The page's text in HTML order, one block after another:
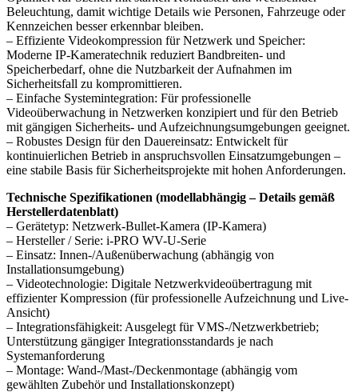
Beleuchtung, damit wichtige Details wie Personen, Fahrzeuge oder
Kennzeichen besser erkennbar bleiben.
– Effiziente Videokompression für Netzwerk und Speicher:
Moderne IP-Kameratechnik reduziert Bandbreiten- und
Speicherbedarf, ohne die Nutzbarkeit der Aufnahmen im
Sicherheitsfall zu kompromittieren.
– Einfache Systemintegration: Für professionelle
Videoüberwachung in Netzwerken konzipiert und für den Betrieb
mit gängigen Sicherheits- und Aufzeichnungsumgebungen geeignet.
– Robustes Design für den Dauereinsatz: Entwickelt für
kontinuierlichen Betrieb in anspruchsvollen Einsatzumgebungen –
eine stabile Basis für Sicherheitsprojekte mit hohen Anforderungen.
Technische Spezifikationen (modellabhängig – Details gemäß
Herstellerdatenblatt)
– Gerätetyp: Netzwerk-Bullet-Kamera (IP-Kamera)
– Hersteller / Serie: i-PRO WV-U-Serie
– Einsatz: Innen-/Außenüberwachung (abhängig von
Installationsumgebung)
– Videotechnologie: Digitale Netzwerkvideoübertragung mit
effizienter Kompression (für professionelle Aufzeichnung und Live-
Ansicht)
– Integrationsfähigkeit: Ausgelegt für VMS-/Netzwerkbetrieb;
Unterstützung gängiger Integrationsstandards je nach
Systemanforderung
– Montage: Wand-/Mast-/Deckenmontage (abhängig vom
gewählten Zubehör und Installationskonzept)